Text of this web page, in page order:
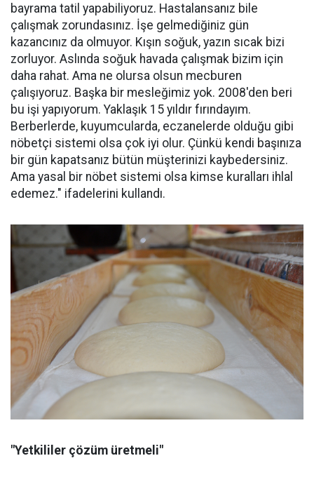
bayrama tatil yapabiliyoruz. Hastalansanız bile
çalışmak zorundasınız. İşe gelmediğiniz gün
kazancınız da olmuyor. Kışın soğuk, yazın sıcak bizi
zorluyor. Aslında soğuk havada çalışmak bizim için
daha rahat. Ama ne olursa olsun mecburen
çalışıyoruz. Başka bir mesleğimiz yok. 2008'den beri
bu işi yapıyorum. Yaklaşık 15 yıldır fırındayım.
Berberlerde, kuyumcularda, eczanelerde olduğu gibi
nöbetçi sistemi olsa çok iyi olur. Çünkü kendi başınıza
bir gün kapatsanız bütün müşterinizi kaybedersiniz.
Ama yasal bir nöbet sistemi olsa kimse kuralları ihlal
edemez." ifadelerini kullandı.
"Yetkililer çözüm üretmeli"